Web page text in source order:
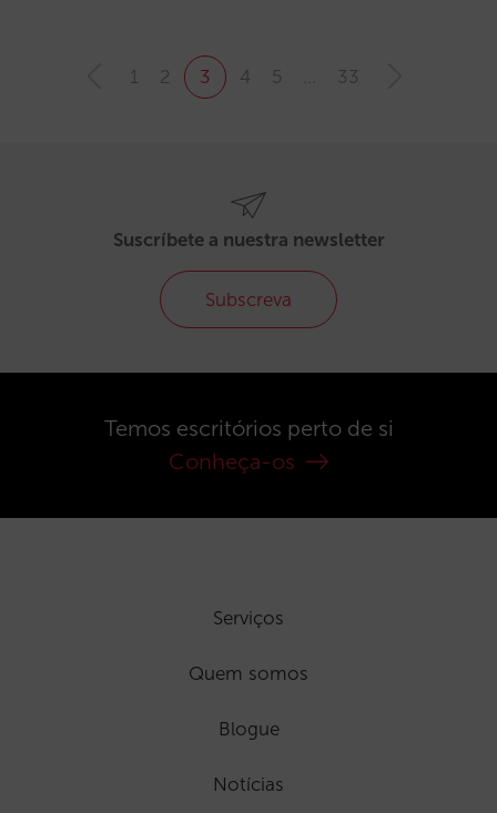
1 2 3 4 5 33
Suscríbete a nuestra newsletter
Subscreva
Temos escritórios perto de si
Conheça-os
Serviços
Quem somos
Blogue
Notícias